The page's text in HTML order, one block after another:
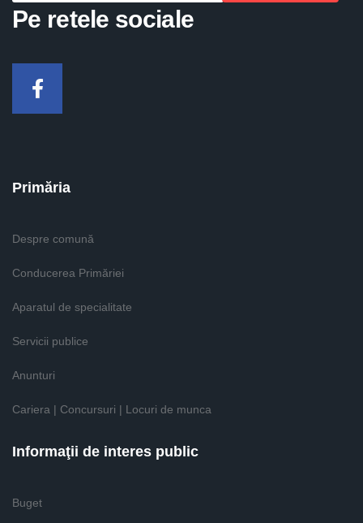
Pe retele sociale
Facebook
Primăria
Despre comună
Conducerea Primăriei
Aparatul de specialitate
Servicii publice
Anunturi
Cariera | Concursuri | Locuri de munca
Informaţii de interes public
Buget